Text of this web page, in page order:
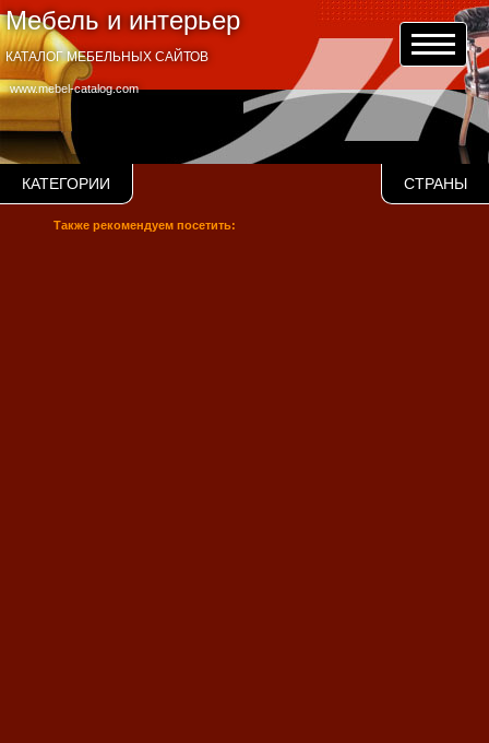
Мебель и интерьер
www.mebel-catalog.com
КАТАЛОГ МЕБЕЛЬНЫХ САЙТОВ
КАТЕГОРИИ СТРАНЫ
Также рекомендуем посетить: